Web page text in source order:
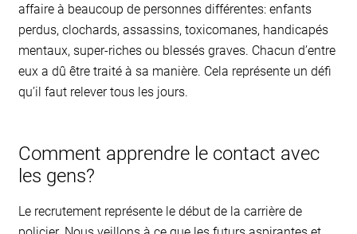
affaire à beaucoup de personnes différentes: enfants
perdus, clochards, assassins, toxicomanes, handicapés
mentaux, super-riches ou blessés graves. Chacun d’entre
eux a dû être traité à sa manière. Cela représente un défi
qu’il faut relever tous les jours.
Comment apprendre le contact avec
les gens?
Le recrutement représente le début de la carrière de